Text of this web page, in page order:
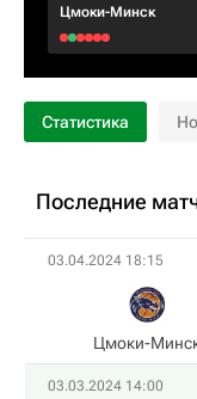
Цмоки-Минск
Статистика
Последние
03.04.2024 18:15
Цмоки-
03.03.2024 14:00